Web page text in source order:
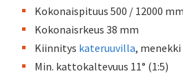
Kokonaispituus 500 / 12000 mm
Kokonaisrkeus 38 mm
Kiinnitys kateruuvilla,
Min. kattokaltevuus 11° (1:5)